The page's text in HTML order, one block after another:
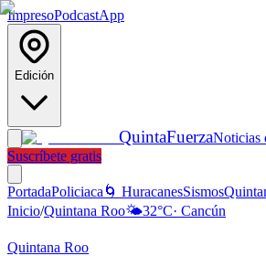
ImpresoPodcastApp
Edición
QuintaFuerzaNoticias
Suscríbete gratis
PortadaPoliciaca 🌀 HuracanesSismos
Inicio/Quintana Roo🌤️32°C· Cancún
Quintana Roo